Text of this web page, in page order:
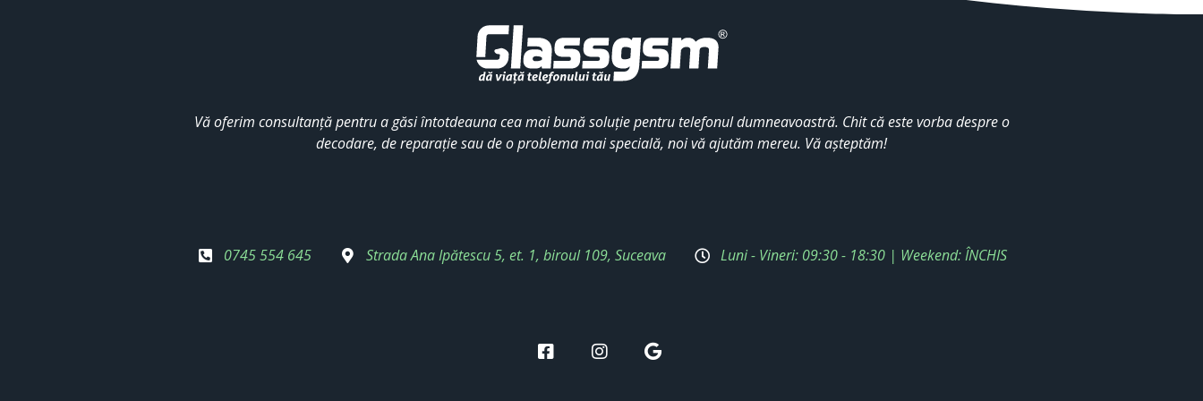
Vă oferim consultanță pentru a găsi întotdeauna cea mai bună soluție pentru telefonul dumneavoastră. Chit că este vorba despre o
decodare, de reparație sau de o problema mai specială, noi vă ajutăm mereu. Vă așteptăm!
0745 554 645 Strada Ana Ipătescu 5, et. 1, biroul 109, Suceava Luni - Vineri: 09:30 - 18:30 | Weekend: ÎNCHIS